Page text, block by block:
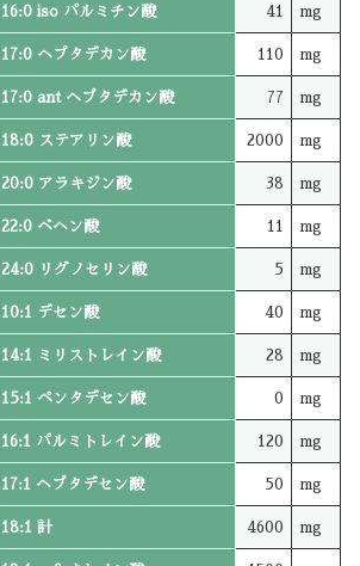
16:0 iso パルミチン酸 41 mg
17:0 ヘプタデカン酸 110 mg
17:0 ant ヘプタデカン酸 77 mg
18:0 ステアリン酸 2000 mg
20:0 アラキジン酸 38 mg
22:0 ベヘン酸 11 mg
24:0 リグノセリン酸 5 mg
10:1 デセン酸 40 mg
14:1 ミリストレイン酸 28 mg
15:1 ペンタデセン酸 0 mg
16:1 パルミトレイン酸 120 mg
17:1 ヘプタデセン酸 50 mg
18:1 計 4600 mg